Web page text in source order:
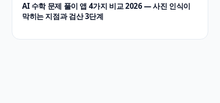
AI 수학 문제 풀이 앱 4가지 비교 2026 — 사진 인식이
막히는 지점과 검산 3단계